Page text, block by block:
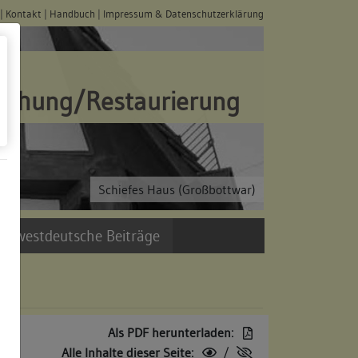
Kontakt | Handbuch | Impressum & Datenschutzerklärung
Schiefes Haus (Großbottwar)
Restaurierung
Beiträge
Als PDF herunterladen:
Alle Inhalte dieser Seite:
/